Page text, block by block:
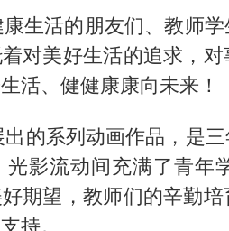
活的朋友们、教师学
对美好生活的追求，
活、健健康康向未来！
系列动画作品，是三
光影流动间充满了青年
期望，教师们的辛勤
持。